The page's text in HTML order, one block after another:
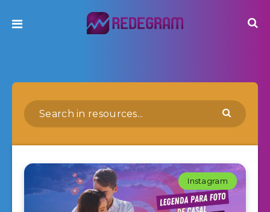
Instagram